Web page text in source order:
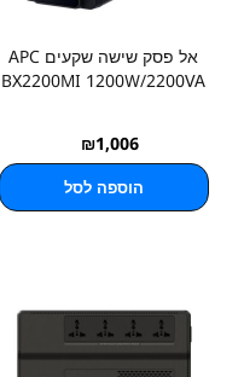
אל פסק שישה שקעים APC
BX2200MI 1200W/2200VA
₪1,006
הוספה לסל